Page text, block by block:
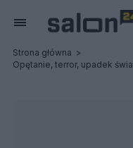
Strona główna